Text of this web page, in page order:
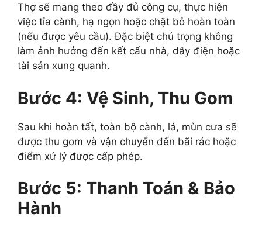
Thợ sẽ mang theo đầy đủ công cụ, thực hiện
việc tỉa cành, hạ ngọn hoặc chặt bỏ hoàn toàn
(nếu được yêu cầu). Đặc biệt chú trọng không
làm ảnh hưởng đến kết cấu nhà, dây điện hoặc
tài sản xung quanh.
Bước 4: Vệ Sinh, Thu Gom
Sau khi hoàn tất, toàn bộ cành, lá, mùn cưa sẽ
được thu gom và vận chuyển đến bãi rác hoặc
điểm xử lý được cấp phép.
Bước 5: Thanh Toán & Bảo
Hành